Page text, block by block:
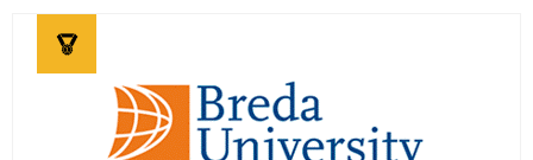
Kur studijuoti?
Kaip įstoti?